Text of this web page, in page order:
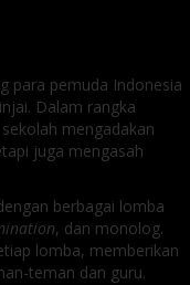
para pemuda Indonesia
Dalam rangka
mengadakan
juga mengasah
berbagai lomba
, dan monolog.
lomba, memberikan
teman dan guru.